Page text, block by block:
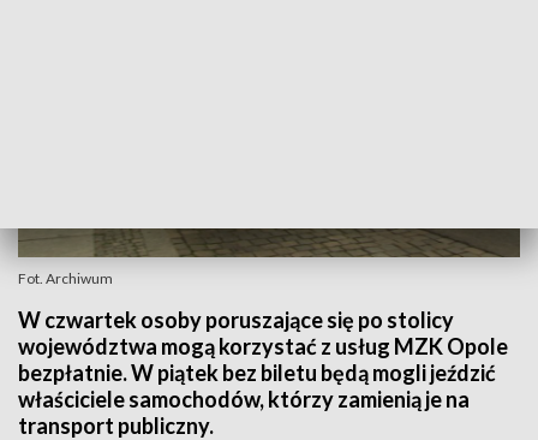
Fot. Archiwum
W czwartek osoby poruszające się po stolicy
województwa mogą korzystać z usług MZK Opole
bezpłatnie. W piątek bez biletu będą mogli jeździć
właściciele samochodów, którzy zamienią je na
transport publiczny.